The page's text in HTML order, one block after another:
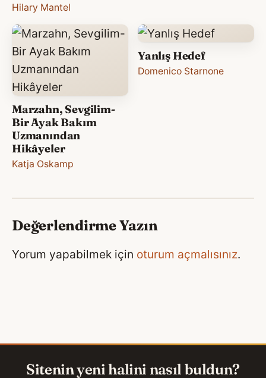
Hilary Mantel
Marzahn, Sevgilim-
Bir Ayak Bakım
Uzmanından
Hikâyeler
Katja Oskamp
Yanlış Hedef
Domenico Starnone
Değerlendirme Yazın
Yorum yapabilmek için oturum açmalısınız.
Sitenin yeni halini nasıl buldun?